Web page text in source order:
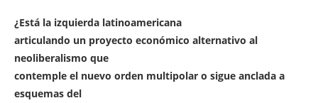
¿Está la izquierda latinoamericana
articulando un proyecto económico alternativo al
neoliberalismo que
contemple el nuevo orden multipolar o sigue anclada a
esquemas del